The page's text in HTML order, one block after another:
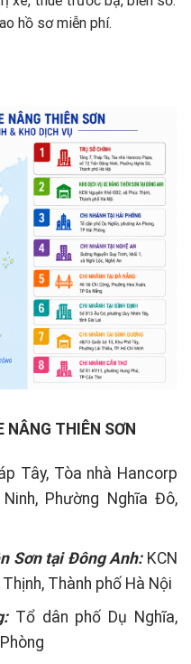
hồ sơ miễn phí.
NÂNG THIÊN SƠN
Tây, Tòa nhà Hancorp
Phường Nghĩa Đô,
Sơn tại Đông Anh: KCN
Thành phố Hà Nội
Tổ dân phố Dụ Nghĩa,